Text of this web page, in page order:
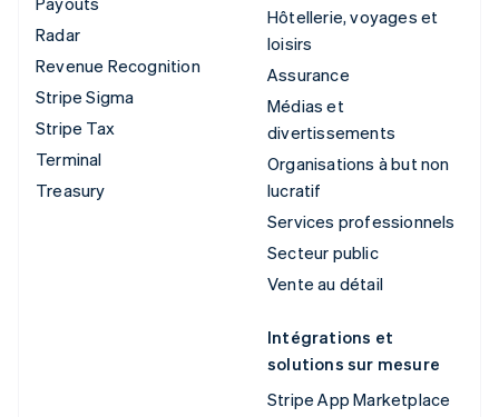
Radar
Revenue Recognition
Stripe Sigma
Stripe Tax
Terminal
Treasury
Hôtellerie, voyages et
loisirs
Assurance
Médias et
divertissements
Organisations à but non
lucratif
Services professionnels
Secteur public
Vente au détail
Intégrations et
solutions sur mesure
Stripe App Marketplace